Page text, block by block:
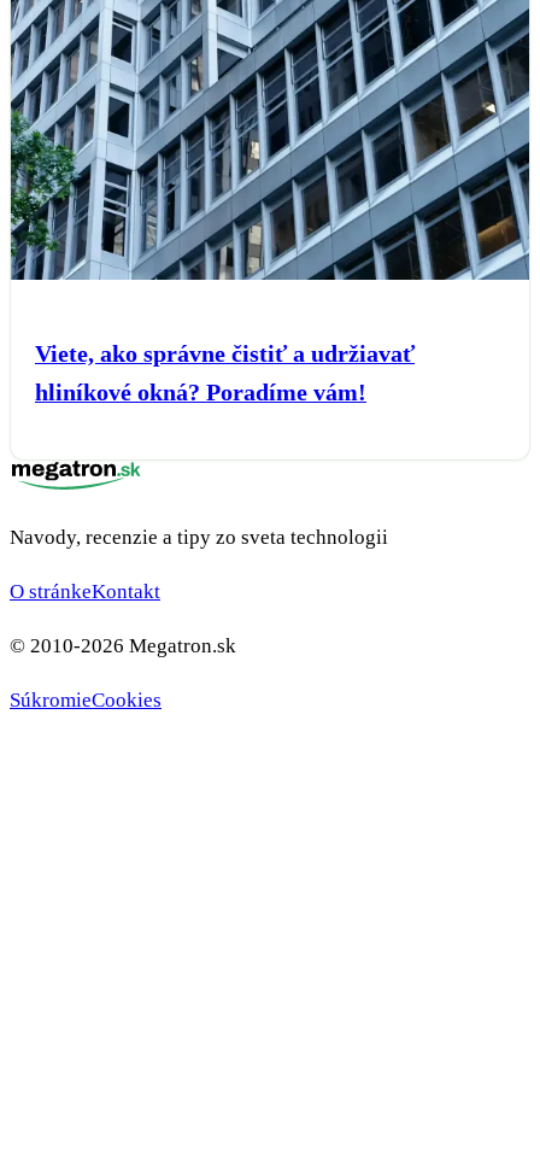
Viete, ako správne čistiť a udržiavať
hliníkové okná? Poradíme vám!
Navody, recenzie a tipy zo sveta technologii
O stránkeKontakt
© 2010-2026 Megatron.sk
SúkromieCookies